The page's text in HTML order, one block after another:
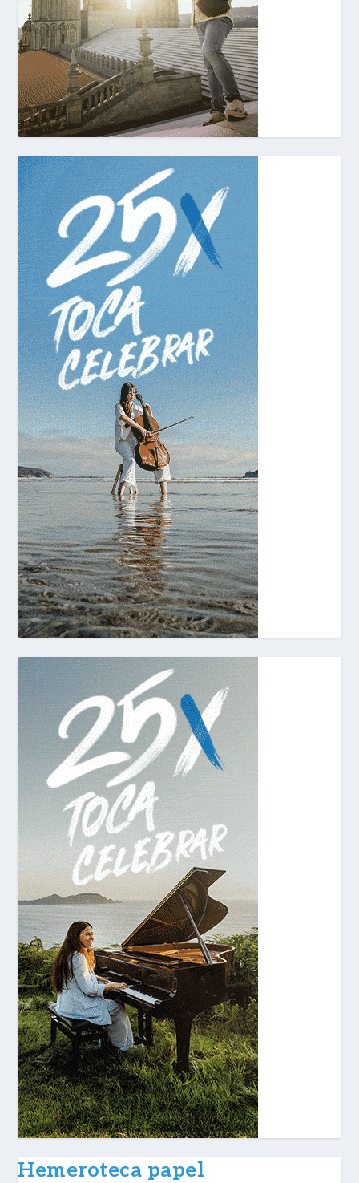
Hemeroteca papel